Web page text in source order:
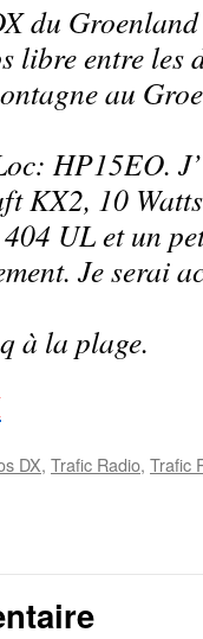
du
libre entre les
au
HP15EO.
KX2, 10
UL et un
Je serai
à la plage.
DX, Trafic Radio, Trafic